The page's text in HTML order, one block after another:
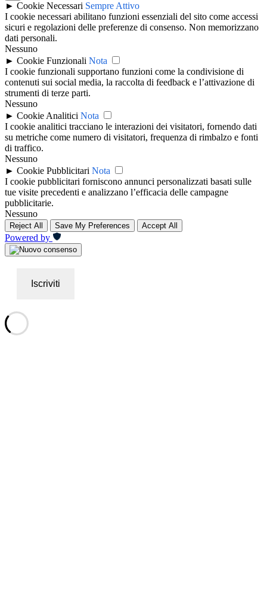
► Cookie Necessari Sempre Attivo
I cookie necessari abilitano funzioni essenziali del sito come accessi
sicuri e regolazioni delle preferenze di consenso. Non memorizzano
dati personali.
Nessuno
► Cookie Funzionali Nota
I cookie funzionali supportano funzioni come la condivisione di
contenuti sui social media, la raccolta di feedback e l’attivazione di
strumenti di terze parti.
Nessuno
► Cookie Analitici Nota
I cookie analitici tracciano le interazioni dei visitatori, fornendo dati
su metriche come numero di visitatori, frequenza di rimbalzo e fonti
di traffico.
Nessuno
► Cookie Pubblicitari Nota
I cookie pubblicitari forniscono annunci personalizzati basati sulle
tue visite precedenti e analizzano l’efficacia delle campagne
pubblicitarie.
Nessuno
Reject All Save My Preferences Accept All
Powered by
Iscriviti